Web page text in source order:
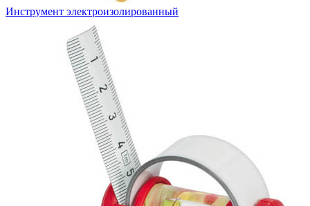
Инструмент электроизолированный